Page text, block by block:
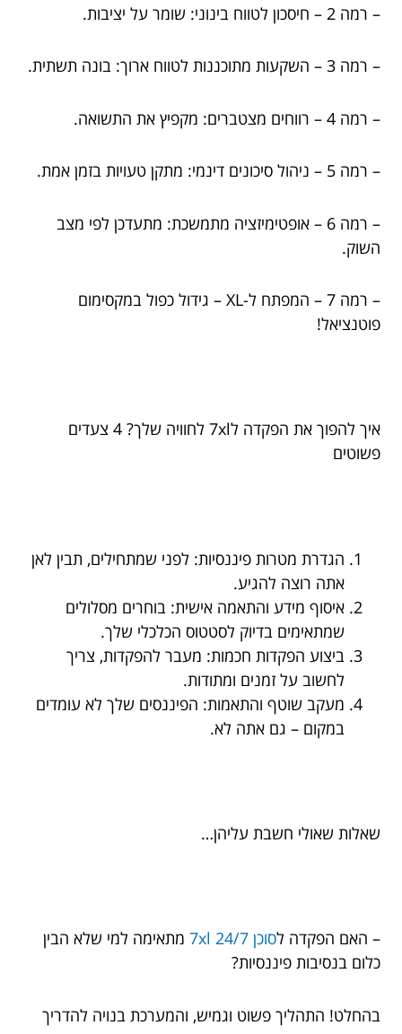
– רמה 2 – חיסכון לטווח בינוני: שומר על יציבות.
– רמה 3 – השקעות מתוכננות לטווח ארוך: בונה תשתית.
– רמה 4 – רווחים מצטברים: מקפיץ את התשואה.
– רמה 5 – ניהול סיכונים דינמי: מתקן טעויות בזמן אמת.
– רמה 6 – אופטימיזציה מתמשכת: מתעדכן לפי מצב
השוק.
– רמה 7 – המפתח ל-XL – גידול כפול במקסימום
פוטנציאל!
איך להפוך את הפקדה ל7xl לחוויה שלך? 4 צעדים
פשוטים
הגדרת מטרות פיננסיות: לפני שמתחילים, תבין לאן
אתה רוצה להגיע.
איסוף מידע והתאמה אישית: בוחרים מסלולים
שמתאימים בדיוק לסטטוס הכלכלי שלך.
ביצוע הפקדות חכמות: מעבר להפקדות, צריך
לחשוב על זמנים ומתודות.
מעקב שוטף והתאמות: הפיננסים שלך לא עומדים
במקום – גם אתה לא.
שאלות שאולי חשבת עליהן…
– האם הפקדה לסוכן 7xl 24/7
מתאימה למי שלא הבין
כלום בנסיבות פיננסיות?
בהחלט! התהליך פשוט וגמיש, והמערכת בנויה להדריך